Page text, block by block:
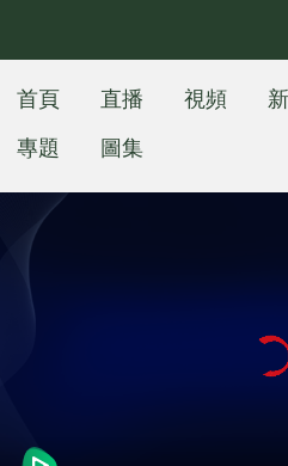
首頁 直播 視頻
專題
圖集